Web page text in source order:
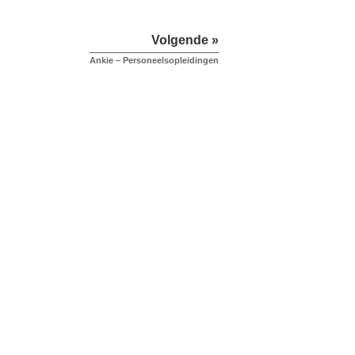
Volgende »
Ankie – Personeelsopleidingen